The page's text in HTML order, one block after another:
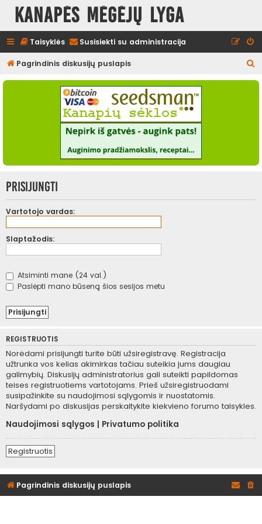
Kanapės mėgėjų lyga
Taisyklės Susisiekti su administracija
Pagrindinis diskusijų puslapis
e
Prisijungti
Vartotojo vardas:
Slaptažodis:
Atsiminti mane (24 val.)
Paslėpti mano būseną šios sesijos metu
REGISTRUOTIS
Norėdami prisijungti turite būti užsiregistravę. Registracija
užtrunka vos kelias akimirkas tačiau suteikia jums daugiau
galimybių. Diskusijų administratorius gali suteikti papildomas
teises registruotiems vartotojams. Prieš užsiregistruodami
susipažinkite su naudojimosi sąlygomis ir nuostatomis.
Naršydami po diskusijas perskaitykite kiekvieno forumo taisykles.
Naudojimosi sąlygos
Privatumo politika
Registruotis
Pagrindinis diskusijų puslapis